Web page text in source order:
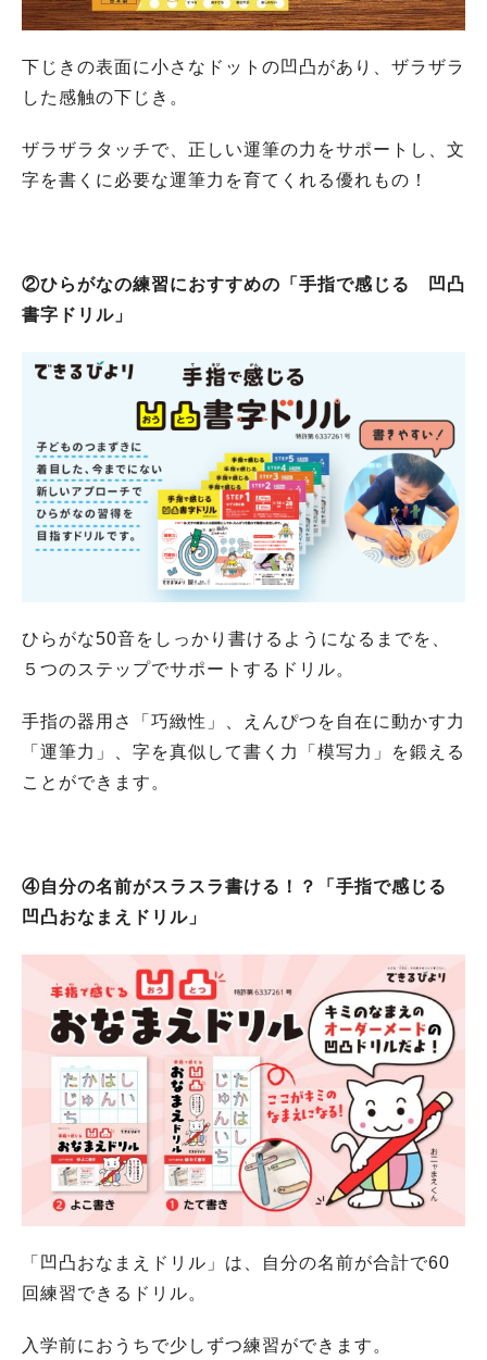
下じきの表面に小さなドットの凹凸があり、ザラザラ
した感触の下じき。
ザラザラタッチで、正しい運筆の力をサポートし、文
字を書くに必要な運筆力を育てくれる優れもの！
②ひらがなの練習におすすめの「手指で感じる 凹凸
書字ドリル」
ひらがな50音をしっかり書けるようになるまでを、
５つのステップでサポートするドリル。
手指の器用さ「巧緻性」、えんぴつを自在に動かす力
「運筆力」、字を真似して書く力「模写力」を鍛える
ことができます。
④自分の名前がスラスラ書ける！？「手指で感じる
凹凸おなまえドリル」
「凹凸おなまえドリル」は、自分の名前が合計で60
回練習できるドリル。
入学前におうちで少しずつ練習ができます。